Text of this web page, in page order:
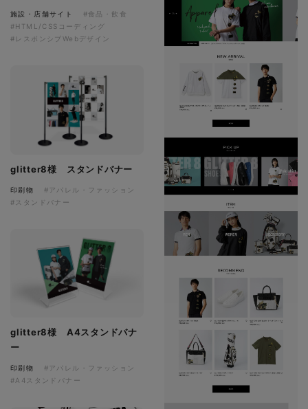
施設・店舗サイト
#食品・飲食
#HTML/CSSコーディング
#レスポンシブWebデザイン
glitter8様 スタンドバナー
印刷物
#アパレル・ファッション
#スタンドバナー
glitter8様 A4スタンドバナ
ー
印刷物
#アパレル・ファッション
#A4スタンドバナー